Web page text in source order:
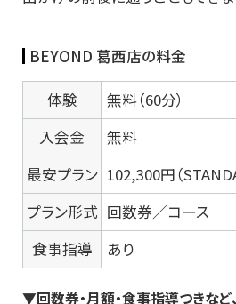
BEYOND 葛西店の料金
体験
無料（60分）
入会金
無料
最安プラン 102,300円（
プラン形式 回数券／コース
食事指導
あり
▼回数券・月額・食事指導つきなど